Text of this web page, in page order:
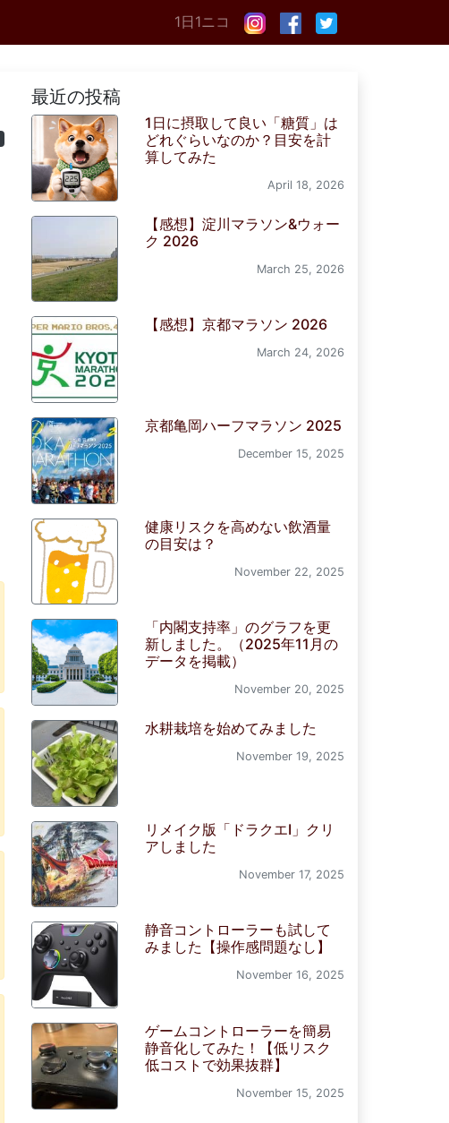
1日1ニコ
最近の投稿
1日に摂取して良い「糖質」は
どれぐらいなのか？目安を計
算してみた
April 18, 2026
【感想】淀川マラソン&ウォー
ク 2026
March 25, 2026
【感想】京都マラソン 2026
March 24, 2026
京都亀岡ハーフマラソン 2025
December 15, 2025
健康リスクを高めない飲酒量
の目安は？
November 22, 2025
「内閣支持率」のグラフを更
新しました。（2025年11月の
データを掲載）
November 20, 2025
水耕栽培を始めてみました
November 19, 2025
リメイク版「ドラクエI」クリ
アしました
November 17, 2025
静音コントローラーも試して
みました【操作感問題なし】
November 16, 2025
ゲームコントローラーを簡易
静音化してみた！【低リスク
低コストで効果抜群】
November 15, 2025